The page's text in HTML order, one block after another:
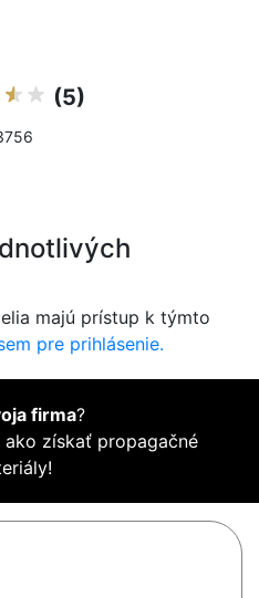
(5)
majú prístup k týmto
pre prihlásenie.
firma?
ako získať propagačné